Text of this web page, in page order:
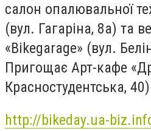
салон опалювальної
(вул. Гагаріна, 8а) та
«Bikegarage» (вул.
Пригощає Арт-кафе
Красностудентська,
http://bikeday.ua-